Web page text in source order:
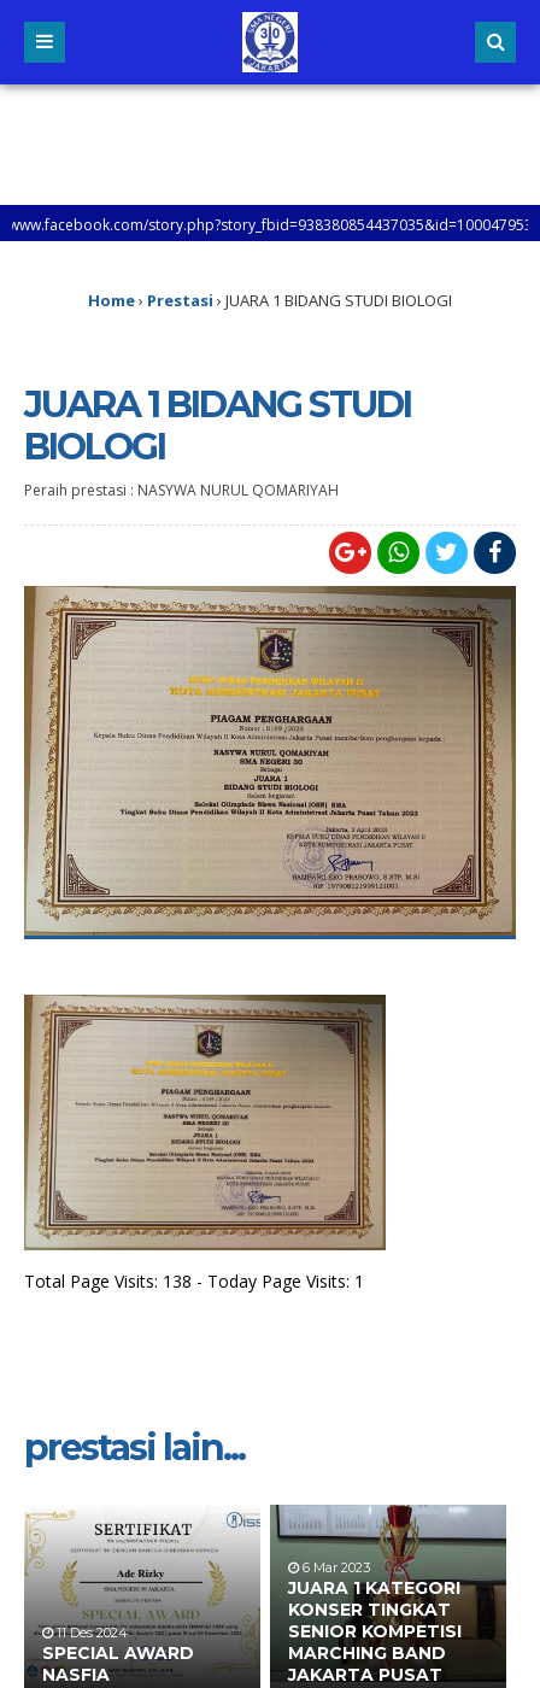
SETIAP LAMAN WEB SMAN 30 JAKARTA, UNTUK MENGETAHUI LEBIH
Home› Prestasi › JUARA 1 BIDANG STUDI BIOLOGI
JUARA 1 BIDANG STUDI
BIOLOGI
Peraih prestasi : NASYWA NURUL QOMARIYAH
Total Page Visits: 138 - Today Page Visits: 1
prestasi lain...
11 Des 2024
SPECIAL AWARD
NASFIA
6 Mar 2023
JUARA 1 KATEGORI
KONSER TINGKAT
SENIOR KOMPETISI
MARCHING BAND
JAKARTA PUSAT